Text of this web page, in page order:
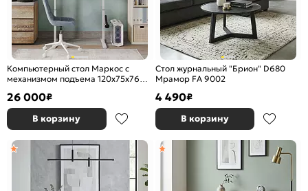
Компьютерный стол Маркос с
механизмом подъема 120х75х76
26 000₽
В корзину
Стол журнальный "Брион" D680
Мрамор FA 9002
4 490₽
В корзину